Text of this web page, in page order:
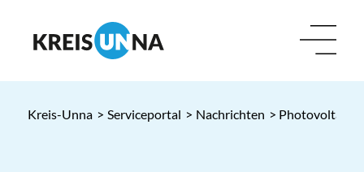
Kreis-Unna > Serviceportal > Nachrichten > Photovoltaik